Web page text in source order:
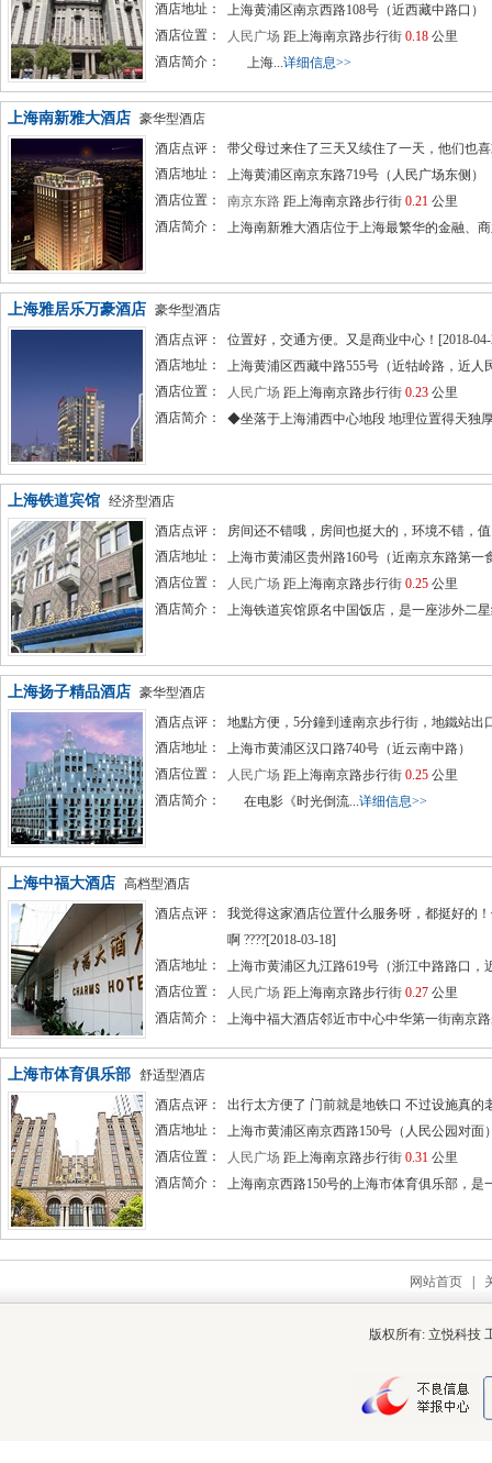
酒店地址：
上海黄浦区南京西路108号（近西藏中路口）
酒店位置：
人民广场 距上海南京路步行街 0.18 公里
酒店简介：
上海...详细信息>>
上海南新雅大酒店 豪华型酒店
酒店点评：
带父母过来住了三天又续住了一天，他们也
酒店地址：
上海黄浦区南京东路719号（人民广场东侧）
酒店位置：
南京东路 距上海南京路步行街 0.21 公里
酒店简介：
上海南新雅大酒店位于上海最繁华的金融、
上海雅居乐万豪酒店 豪华型酒店
酒店点评：
位置好，交通方便。又是商业中心！[2018-
酒店地址：
上海黄浦区西藏中路555号（近牯岭路，近人
酒店位置：
人民广场 距上海南京路步行街 0.23 公里
酒店简介：
◆坐落于上海浦西中心地段 地理位置得天
上海铁道宾馆 经济型酒店
酒店点评：
房间还不错哦，房间也挺大的，环境不错，值
酒店地址：
上海市黄浦区贵州路160号（近南京东路第一
酒店位置：
人民广场 距上海南京路步行街 0.25 公里
酒店简介：
上海铁道宾馆原名中国饭店，是一座涉外二
上海扬子精品酒店 豪华型酒店
酒店点评：
地點方便，5分鐘到達南京步行街，地鐵站出
酒店地址：
上海市黄浦区汉口路740号（近云南中路）
酒店位置：
人民广场 距上海南京路步行街 0.25 公里
酒店简介：
在电影《时光倒流...详细信息>>
上海中福大酒店 高档型酒店
酒店点评：
我觉得这家酒店位置什么服务呀，都挺好的
啊 ????[2018-03-18]
酒店地址：
上海市黄浦区九江路619号（浙江中路路口，
酒店位置：
人民广场 距上海南京路步行街 0.27 公里
酒店简介：
上海中福大酒店邻近市中心中华第一街南京
上海市体育俱乐部 舒适型酒店
酒店点评：
出行太方便了 门前就是地铁口 不过设施真的
酒店地址：
上海市黄浦区南京西路150号（人民公园对面
酒店位置：
人民广场 距上海南京路步行街 0.31 公里
酒店简介：
上海南京西路150号的上海市体育俱乐部，是
网站首页
版权所有: 立悦科技